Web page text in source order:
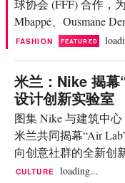
谨的执...
力等议题。 执行主席
在一份声明中，对罗
期间所提供的指导与
谢。 Parker 补充道：
续受益于他的专业卓
育的力量，推动全球
极而持久的变革。”
他期待以新的身份支
力公司在全球范围内
动员和社群产生影响
球协会 (FFF) 合作，
Mbappé、Ousmane
Désiré Doué 和 Marcus
杯期间的时尚生活方
列。 2026 年 6 月 16
法国国家队将迎来首
阵非洲杯冠军塞内加
时，Kylian Mbappé、
Doué、Aurélien
Marcus Thuram、
FASHION FEATURED
米兰：Nike 揭
设计创新实验室
图集 Nike 与建筑中心
米兰共同揭幕“Air
向创意社群的全新创
台。 Nike 于周日宣布
CULTURE loading...